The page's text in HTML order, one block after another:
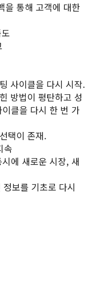
을 통해 고객에 대한
사이클을 다시 시작.
방법이 평탄하고 성
클을 다시 한 번 가
택이 존재.
속
에 새로운 시장, 새
보를 기초로 다시